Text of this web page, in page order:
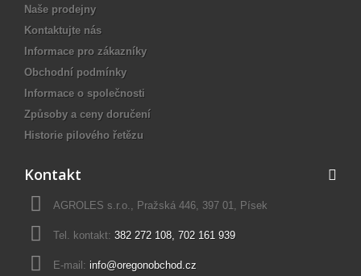
Naše prodejny
Kontaktujte nás
Informace pro zákazníky
Obchodní podmínky
Informace o společnosti
Způsoby a ceny doručení
Historie pilového řetězu
Kontakt
AGROLES s.r.o., Pražská 446, 397 01, Písek
Tel. kontakt: 382 272 108, 702 161 939
E-mail: info@oregonobchod.cz